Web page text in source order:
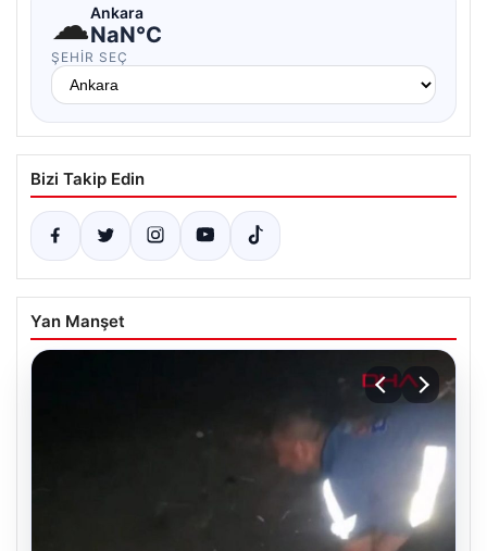
☁Ankara
NaN°C
ŞEHIR SEÇ
Bizi Takip Edin
Yan Manşet